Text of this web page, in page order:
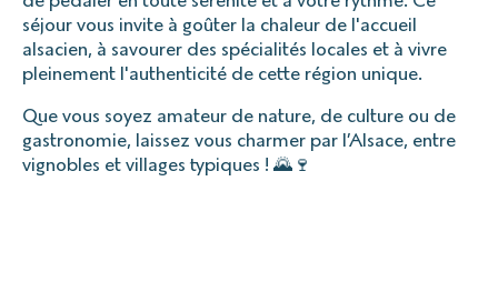
séjour vous invite à goûter la chaleur de l'accueil
alsacien, à savourer des spécialités locales et à vivre
pleinement l'authenticité de cette région unique.
Que vous soyez amateur de nature, de culture ou de
gastronomie, laissez vous charmer par l’Alsace, entre
vignobles et villages typiques ! 🌄🍷